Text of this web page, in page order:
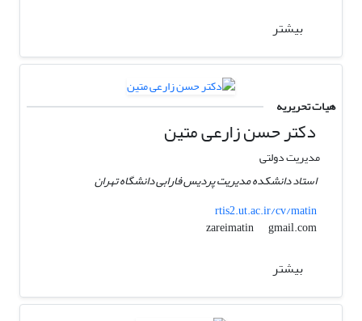
بیشتر
هیات تحریریه
دکتر حسن زارعی متین
مدیریت دولتی
استاد دانشکده مدیریت پردیس فارابی دانشگاه تهران
rtis2.ut.ac.ir/cv/matin
zareimatin
gmail.com
بیشتر